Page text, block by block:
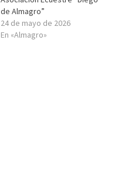
de Almagro”
24 de mayo de 2026
En «Almagro»